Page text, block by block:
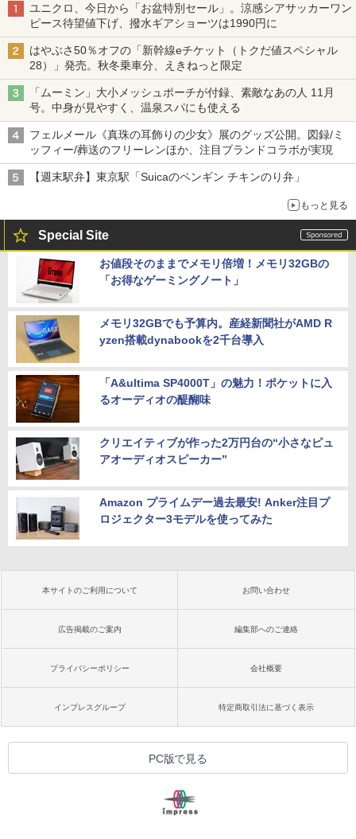
ユニクロ、今日から「お盆特別セール」。涼感シアサッカーワン
ピース待望値下げ、撥水ギアショーツは1990円に
はやぶさ50％オフの「新幹線eチケット（トクだ値スペシャル
28）」発売。秋冬乗車分、えきねっと限定
「ムーミン」大小メッシュポーチが付録、素敵なあの人 11月
号。中身が見やすく、温泉スパにも使える
フェルメール《真珠の耳飾りの少女》展のグッズ公開。図録/ミ
ッフィー/葬送のフリーレンほか、注目ブランドコラボが実現
【週末駅弁】東京駅「Suicaのペンギン チキンのり弁」
もっと見る
Special Site
お値段そのままでメモリ倍増！メモリ32GBの
「お得なゲーミングノート」
メモリ32GBでも予算内。産経新聞社がAMD R
yzen搭載dynabookを2千台導入
「A&ultima SP4000T」の魅力！ポケットに入
るオーディオの醍醐味
クリエイティブが作った2万円台の“小さなピュ
アオーディオスピーカー”
Amazon プライムデー過去最安! Anker注目プ
ロジェクター3モデルを使ってみた
本サイトのご利用について お問い合わせ
広告掲載のご案内 編集部へのご連絡
プライバシーポリシー 会社概要
インプレスグループ 特定商取引法に基づく表示
PC版で見る